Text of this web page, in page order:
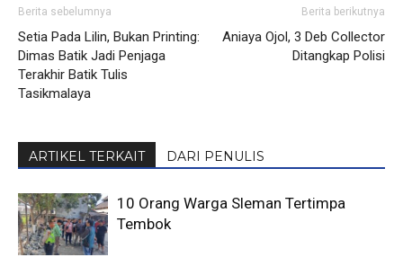
Berita sebelumnya
Setia Pada Lilin, Bukan Printing:
Dimas Batik Jadi Penjaga
Terakhir Batik Tulis
Tasikmalaya
Berita berikutnya
Aniaya Ojol, 3 Deb Collector
Ditangkap Polisi
ARTIKEL TERKAIT DARI PENULIS
10 Orang Warga Sleman Tertimpa
Tembok